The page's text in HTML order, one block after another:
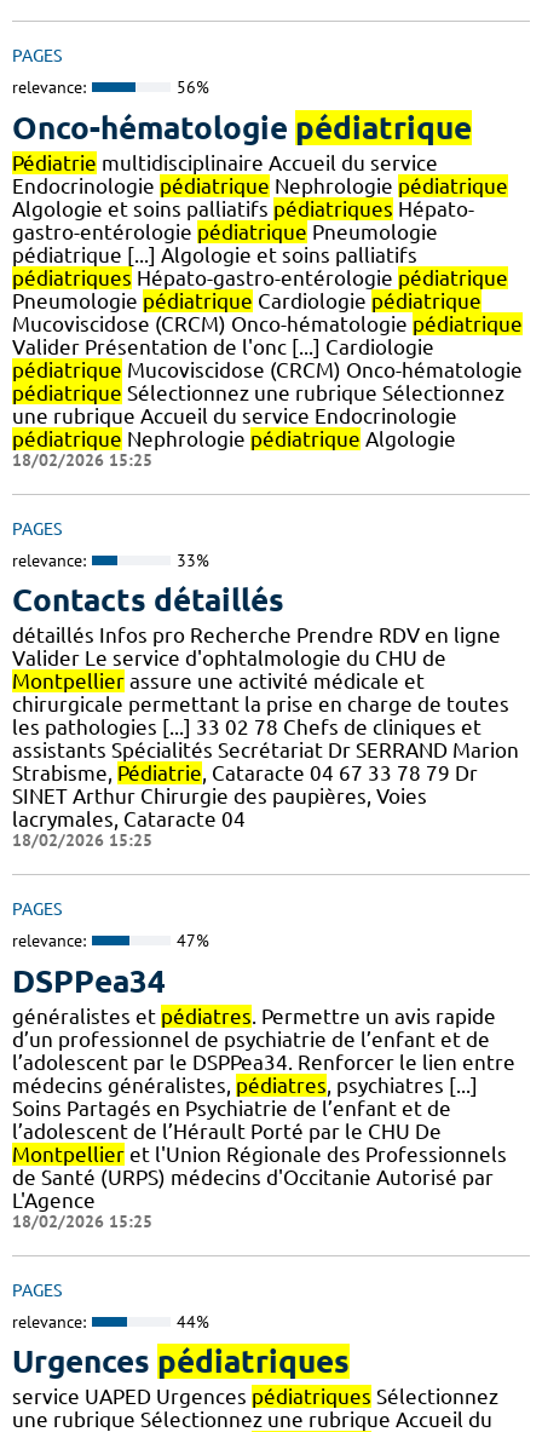
PAGES
relevance: 56%
Onco-hématologie pédiatrique
Pédiatrie multidisciplinaire Accueil du service
Endocrinologie pédiatrique Nephrologie pédiatrique
Algologie et soins palliatifs pédiatriques Hépato-
gastro-entérologie pédiatrique Pneumologie
pédiatrique [...] Algologie et soins palliatifs
pédiatriques Hépato-gastro-entérologie pédiatrique
Pneumologie pédiatrique Cardiologie pédiatrique
Mucoviscidose (CRCM) Onco-hématologie pédiatrique
Valider Présentation de l'onc [...] Cardiologie
pédiatrique Mucoviscidose (CRCM) Onco-hématologie
pédiatrique Sélectionnez une rubrique Sélectionnez
une rubrique Accueil du service Endocrinologie
pédiatrique Nephrologie pédiatrique Algologie
18/02/2026 15:25
PAGES
relevance: 33%
Contacts détaillés
détaillés Infos pro Recherche Prendre RDV en ligne
Valider Le service d'ophtalmologie du CHU de
Montpellier assure une activité médicale et
chirurgicale permettant la prise en charge de toutes
les pathologies [...] 33 02 78 Chefs de cliniques et
assistants Spécialités Secrétariat Dr SERRAND Marion
Strabisme, Pédiatrie, Cataracte 04 67 33 78 79 Dr
SINET Arthur Chirurgie des paupières, Voies
lacrymales, Cataracte 04
18/02/2026 15:25
PAGES
relevance: 47%
DSPPea34
généralistes et pédiatres. Permettre un avis rapide
d’un professionnel de psychiatrie de l’enfant et de
l’adolescent par le DSPPea34. Renforcer le lien entre
médecins généralistes, pédiatres, psychiatres [...]
Soins Partagés en Psychiatrie de l’enfant et de
l’adolescent de l’Hérault Porté par le CHU De
Montpellier et l'Union Régionale des Professionnels
de Santé (URPS) médecins d'Occitanie Autorisé par
L'Agence
18/02/2026 15:25
PAGES
relevance: 44%
Urgences pédiatriques
service UAPED Urgences pédiatriques Sélectionnez
une rubrique Sélectionnez une rubrique Accueil du